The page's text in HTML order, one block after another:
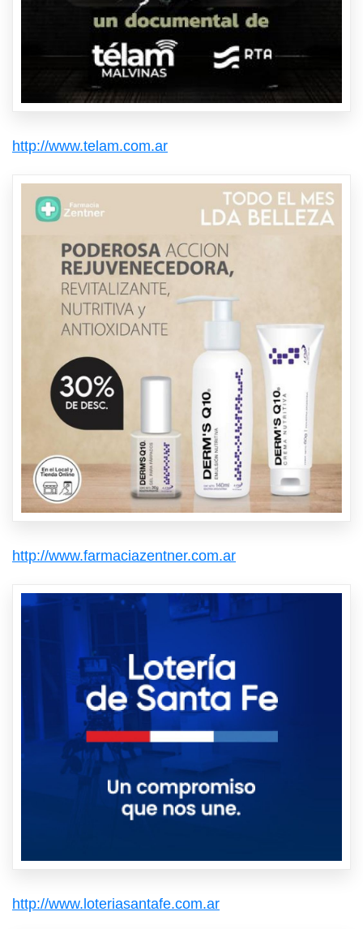
http://www.telam.com.ar
http://www.farmaciazentner.com.ar
http://www.loteriasantafe.com.ar